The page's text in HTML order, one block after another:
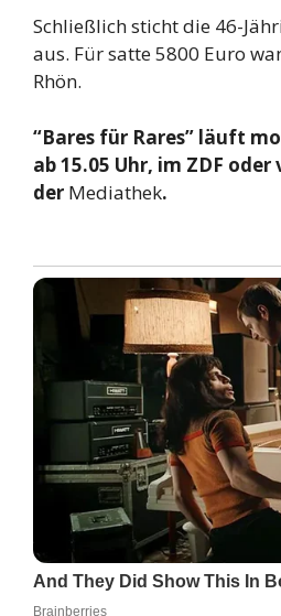
Schließlich sticht die 46-
aus. Für satte 5800 Euro
Rhön.
“Bares für Rares” läuft
ab 15.05 Uhr, im ZDF
der Mediathek.